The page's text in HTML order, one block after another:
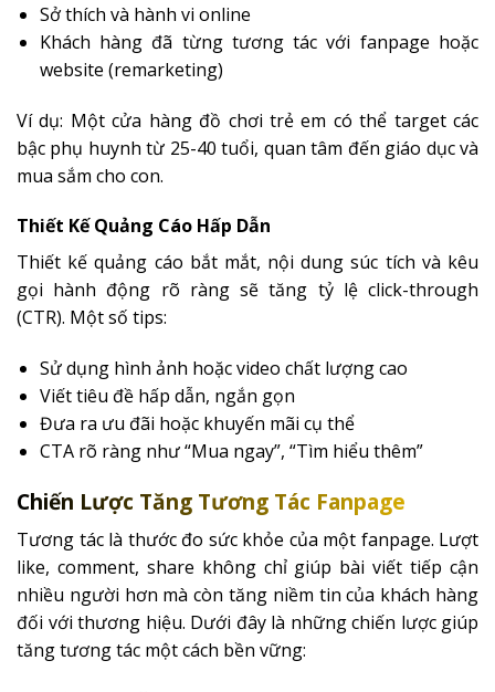
Sở thích và hành vi online
Khách hàng đã từng tương tác với fanpage hoặc
website (remarketing)
Ví dụ: Một cửa hàng đồ chơi trẻ em có thể target các
bậc phụ huynh từ 25-40 tuổi, quan tâm đến giáo dục và
mua sắm cho con.
Thiết Kế Quảng Cáo Hấp Dẫn
Thiết kế quảng cáo bắt mắt, nội dung súc tích và kêu
gọi hành động rõ ràng sẽ tăng tỷ lệ click-through
(CTR). Một số tips:
Sử dụng hình ảnh hoặc video chất lượng cao
Viết tiêu đề hấp dẫn, ngắn gọn
Đưa ra ưu đãi hoặc khuyến mãi cụ thể
CTA rõ ràng như “Mua ngay”, “Tìm hiểu thêm”
Chiến Lược Tăng Tương Tác Fanpage
Tương tác là thước đo sức khỏe của một fanpage. Lượt
like, comment, share không chỉ giúp bài viết tiếp cận
nhiều người hơn mà còn tăng niềm tin của khách hàng
đối với thương hiệu. Dưới đây là những chiến lược giúp
tăng tương tác một cách bền vững: